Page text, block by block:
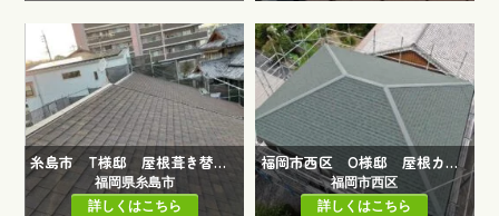
糸島市 T様邸 屋根葺き替え工事
福岡県糸島市
詳しくはこちら
福岡市西区 O様邸 屋根カバー工事
福岡市西区
詳しくはこちら